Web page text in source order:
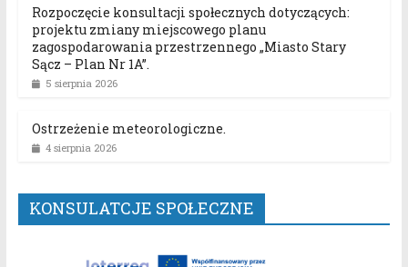
Rozpoczęcie konsultacji społecznych dotyczących:
projektu zmiany miejscowego planu
zagospodarowania przestrzennego „Miasto Stary
Sącz – Plan Nr 1A”.
5 sierpnia 2026
Ostrzeżenie meteorologiczne.
4 sierpnia 2026
KONSULATCJE SPOŁECZNE